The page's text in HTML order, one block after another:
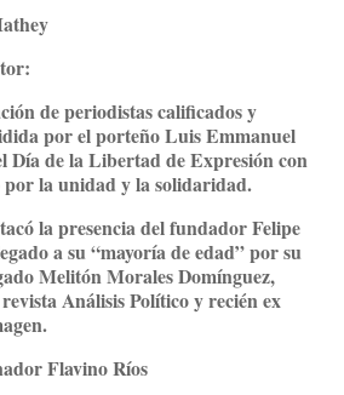
de periodistas calificados y
por el porteño Luis Emmanuel
Día de la Libertad de Expresión con
la unidad y la solidaridad.
la presencia del fundador Felipe
a su “mayoría de edad” por su
Melitón Morales Domínguez,
Análisis Político y recién ex
Flavino Ríos